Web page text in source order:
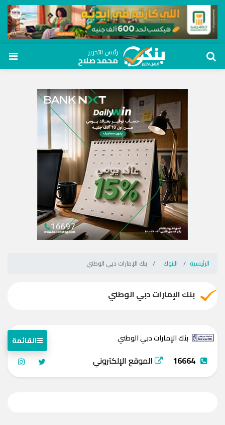
رئيس التحرير
محمد صلاح
الرئيسية البنوك بنك الإمارات دبي الوطني
بنك الإمارات دبي الوطني
بنك الإمارات دبي الوطني القائمة
16664 الموقع الإلكتروني